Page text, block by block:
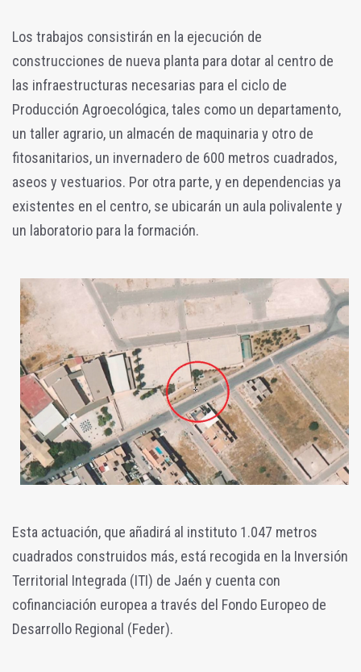
Los trabajos consistirán en la ejecución de
construcciones de nueva planta para dotar al centro de
las infraestructuras necesarias para el ciclo de
Producción Agroecológica, tales como un departamento,
un taller agrario, un almacén de maquinaria y otro de
fitosanitarios, un invernadero de 600 metros cuadrados,
aseos y vestuarios. Por otra parte, y en dependencias ya
existentes en el centro, se ubicarán un aula polivalente y
un laboratorio para la formación.
Esta actuación, que añadirá al instituto 1.047 metros
cuadrados construidos más, está recogida en la Inversión
Territorial Integrada (ITI) de Jaén y cuenta con
cofinanciación europea a través del Fondo Europeo de
Desarrollo Regional (Feder).